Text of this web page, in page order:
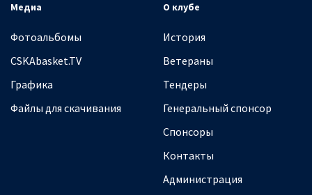
Медиа
Фотоальбомы
CSKAbasket.TV
Графика
Файлы для скачивания
О клубе
История
Ветераны
Тендеры
Генеральный спонсор
Спонсоры
Контакты
Администрация